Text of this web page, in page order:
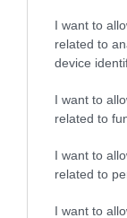
I want to
related to
device
I want to
related to
I want to
related to
I want to
τη ζωή ο
τροχαίο με
06.08.2026 | 20:20
Νέο σοβαρό
Τούμπαρε
06.08.2026 | 20:00
Έσπασαν